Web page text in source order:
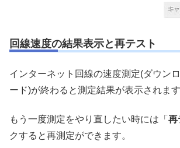
回線速度の結果表示と再テスト
インターネット回線の速度測定(ダウン
ード)が終わると測定結果が表示されます
もう一度測定をやり直したい時には「 再
クすると再測定ができます。